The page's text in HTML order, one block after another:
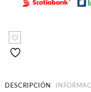
DESCRIPCIÓN